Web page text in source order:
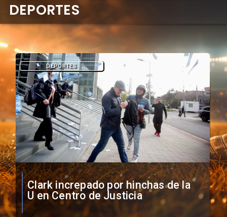
Vozinha firma contrato con Colo
Colo como nuevo arquero
DEPORTES
DEPORTES